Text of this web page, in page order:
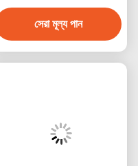
KH2PO4 পটাসিয়াম অর্থোফসফেট
E340ii
সেরা মূল্য পান